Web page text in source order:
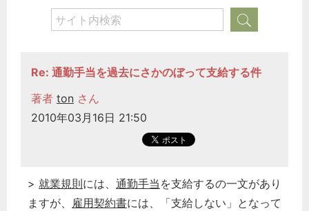
Re: 通勤手当を過去にさかのぼって支給する件
著者 ton さん
2010年03月16日 21:50
> 就業規則には、 通勤手当 を支給するの一文があり
ますが、 雇用契約書には、「支給しない」となって